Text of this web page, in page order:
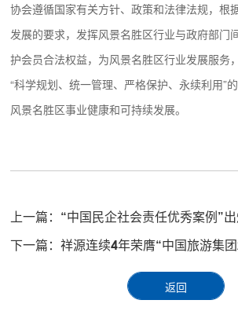
协会遵循国家有关方针、政策和法律法规，根
发展的要求，发挥风景名胜区行业与政府部门
护会员合法权益，为风景名胜区行业发展服务
“科学规划、统一管理、严格保护、永续利用”
风景名胜区事业健康和可持续发展。
上一篇： “中国民企社会责任优秀案例”出
下一篇：祥源连续4年荣膺“中国旅游集团20强”，
返回